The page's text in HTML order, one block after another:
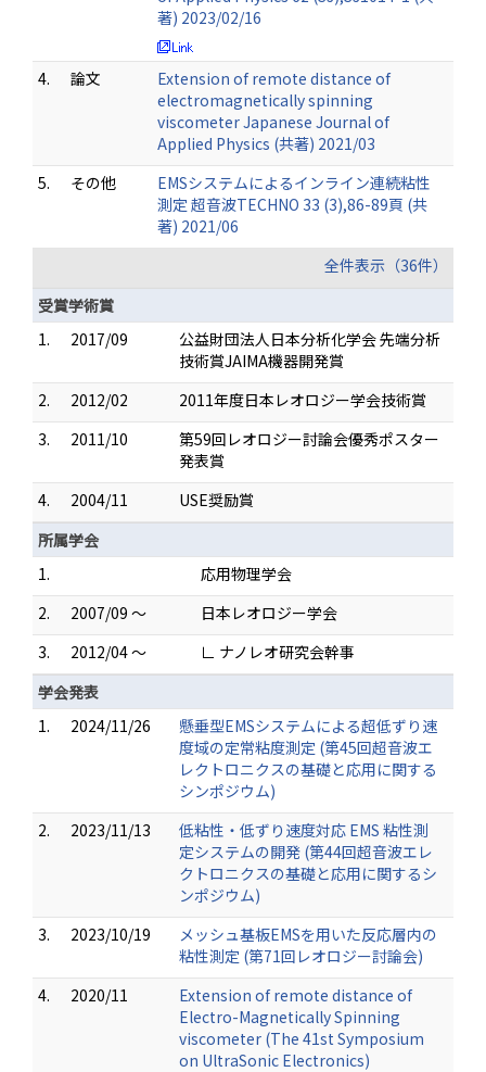
著) 2023/02/16
4. 論文
Extension of remote distance of
electromagnetically spinning
viscometer Japanese Journal of
Applied Physics (共著) 2021/03
5.
その他
EMSシステムによるインライン連続粘性
測定 超音波TECHNO 33 (3),86-89頁 (共
著) 2021/06
全件表示（36件）
受賞学術賞
1.
2017/09
公益財団法人日本分析化学会 先端分析
技術賞JAIMA機器開発賞
2.
2012/02
2011年度日本レオロジー学会技術賞
3.
2011/10
第59回レオロジー討論会優秀ポスター
発表賞
4.
2004/11
USE奨励賞
所属学会
1.
応用物理学会
2.
2007/09 ～
日本レオロジー学会
3.
2012/04 ～
∟ ナノレオ研究会幹事
学会発表
1.
2024/11/26
懸垂型EMSシステムによる超低ずり速
度域の定常粘度測定 (第45回超音波エ
レクトロニクスの基礎と応用に関する
シンポジウム)
2.
2023/11/13
低粘性・低ずり速度対応 EMS 粘性測
定システムの開発 (第44回超音波エレ
クトロニクスの基礎と応用に関するシ
ンポジウム)
3.
2023/10/19
メッシュ基板EMSを用いた反応層内の
粘性測定 (第71回レオロジー討論会)
4.
2020/11
Extension of remote distance of
Electro-Magnetically Spinning
viscometer (The 41st Symposium
on UltraSonic Electronics)